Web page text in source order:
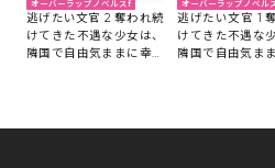
オーバーラップノベルスf
逃げたい文官 2 奪われ続
けてきた不遇な少女は、
隣国で自由気ままに幸せ
オーバーラップノベル
逃げたい文官 1
けてきた不遇な
隣国で自由気ま